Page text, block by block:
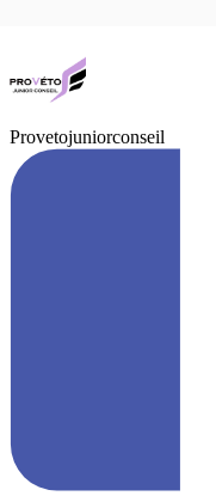
Provetojuniorconseil